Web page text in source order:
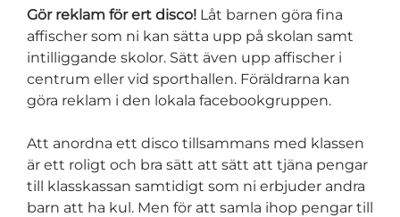
Gör reklam för ert disco! Låt barnen göra fina
affischer som ni kan sätta upp på skolan samt
intilliggande skolor. Sätt även upp affischer i
centrum eller vid sporthallen. Föräldrarna kan
göra reklam i den lokala facebookgruppen.
Att anordna ett disco tillsammans med klassen
är ett roligt och bra sätt att sätt att tjäna pengar
till klasskassan samtidigt som ni erbjuder andra
barn att ha kul. Men för att samla ihop pengar till